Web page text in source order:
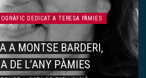
DEDICAT A TERESA PÀMIES
TERESA PÀMIES